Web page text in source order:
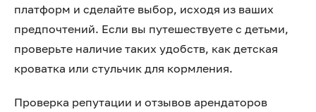
платформ и сделайте выбор, исходя из ваших
предпочтений. Если вы путешествуете с детьми,
проверьте наличие таких удобств, как детская
кроватка или стульчик для кормления.
Проверка репутации и отзывов арендаторов